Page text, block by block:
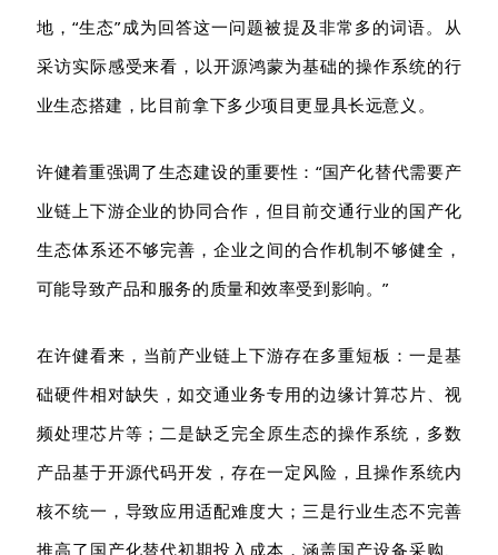
地，“生态”成为回答这一问题被提及非常多的词语。
从
采访实际感受来看 ， 以开源鸿蒙为基础的操作系统的行
业生态搭建 ， 比 目前拿下多少项目更显具长远意义 。
许健着重强调了生态建设的重要性 ：“国产化替代需要产
业链上下游企业的协同合作，但目前交通行业的国产化
生态体系还不够完善，企业之间的合作机制不够健全，
可能导致产品和服务的质量和效率受到影响。”
在许健看来， 当前产业链上下游存在多重短板：一是基
础硬件相对缺失，如交通业务专用的边缘计算芯片、视
频处理芯片等；二是缺乏完全原生态的操作系统，多数
产品基于开源代码开发，存在一定风险，且操作系统内
核不统一，导致应用适配难度大；三是行业生态不完善
推高了国产化替代初期投入成本，涵盖国产设备采购、